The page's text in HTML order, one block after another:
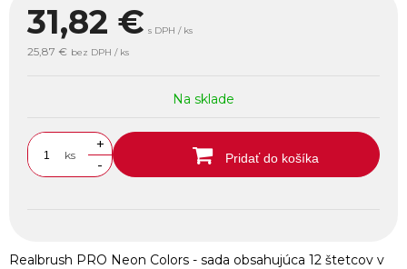
31,82 € s DPH / ks
25,87 € bez DPH / ks
Na sklade
ks
+
-
Pridať do košíka
Realbrush PRO Neon Colors - sada obsahujúca 12 štetcov v